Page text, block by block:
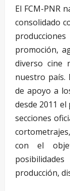
El FCM-PNR
consolidado
promoción,
diverso cine
nuestro país.
de apoyo a
desde 2011
secciones
con el
producción,